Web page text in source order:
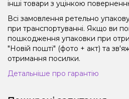
інші товари з уцінкою
Всі замовлення ретельно
при транспортуванні. Якщо ви
пошкодження упаковки при
"Новій пошті" (фото + акт) та
отримання посилки.
Детальніше про гарантію